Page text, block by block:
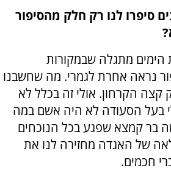
סיפרו לנו רק חלק מהסיפור
הימים מתגלה שבמקורות
נראה אחרת לגמרי. מה שחשבנו
קצה הקרחון. אולי זה בכלל לא
בעל הסעודה לא היה אשם במה
בר קמצא שפגע בכל הנוכחים
של האגדה מחזירה לנו את
חכמים.